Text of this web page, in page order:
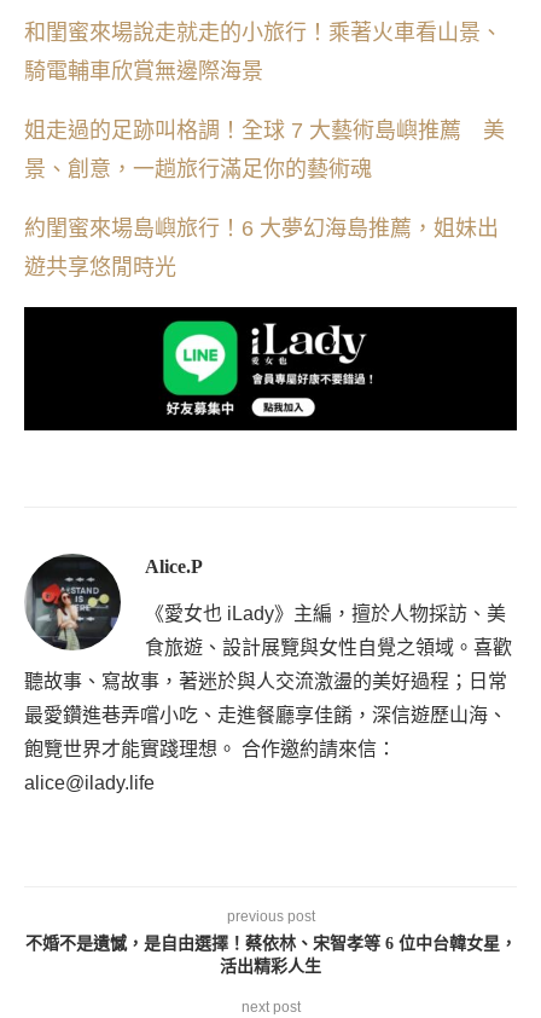
和閨蜜來場說走就走的小旅行！乘著火車看山景、
騎電輔車欣賞無邊際海景
姐走過的足跡叫格調！全球 7 大藝術島嶼推薦 美
景、創意，一趟旅行滿足你的藝術魂
約閨蜜來場島嶼旅行！6 大夢幻海島推薦，姐妹出
遊共享悠閒時光
Alice.P
《愛女也 iLady》主編，擅於人物採訪、美
食旅遊、設計展覽與女性自覺之領域。喜歡
聽故事、寫故事，著迷於與人交流激盪的美好過程；日常
最愛鑽進巷弄嚐小吃、走進餐廳享佳餚，深信遊歷山海、
飽覽世界才能實踐理想。 合作邀約請來信：
alice@ilady.life
previous post
不婚不是遺憾，是自由選擇！蔡依林、宋智孝等 6 位中台韓女星，
活出精彩人生
next post